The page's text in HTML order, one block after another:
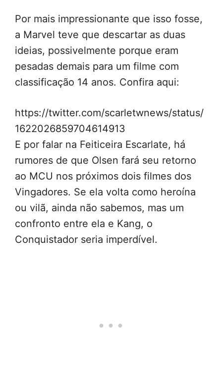
Por mais impressionante que isso fosse,
a Marvel teve que descartar as duas
ideias, possivelmente porque eram
pesadas demais para um filme com
classificação 14 anos. Confira aqui:
https://twitter.com/scarletwnews/status/
1622026859704614913
E por falar na Feiticeira Escarlate, há
rumores de que Olsen fará seu retorno
ao MCU nos próximos dois filmes dos
Vingadores. Se ela volta como heroína
ou vilã, ainda não sabemos, mas um
confronto entre ela e Kang, o
Conquistador seria imperdível.